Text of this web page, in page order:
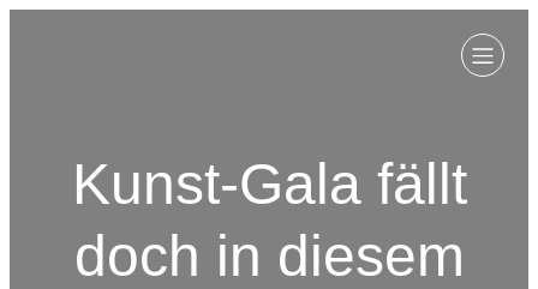
Kunst-Gala fällt
doch in diesem